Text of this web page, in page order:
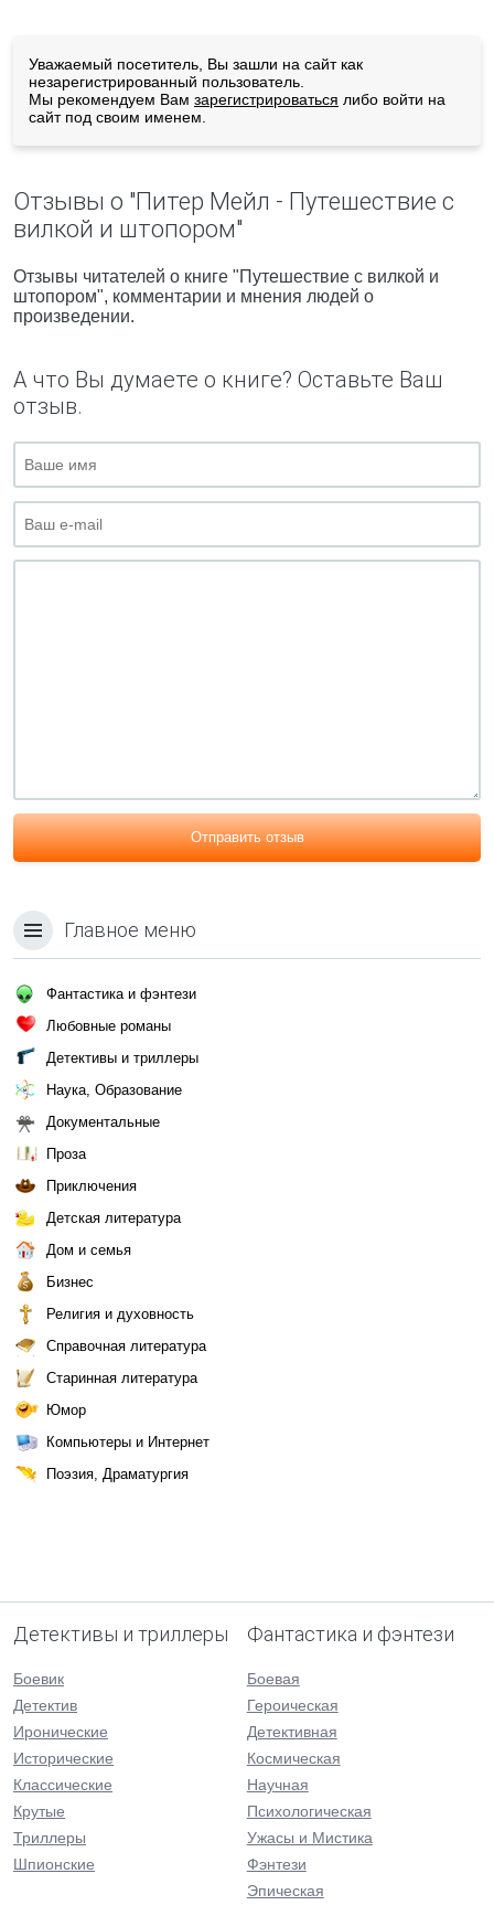
Уважаемый посетитель, Вы зашли на сайт как
незарегистрированный пользователь.
Мы рекомендуем Вам зарегистрироваться либо войти на
сайт под своим именем.
Отзывы о "Питер Мейл - Путешествие с
вилкой и штопором"
Отзывы читателей о книге "Путешествие с вилкой и
штопором", комментарии и мнения людей о
произведении.
А что Вы думаете о книге? Оставьте Ваш
отзыв.
Отправить отзыв
Главное меню
Фантастика и фэнтези
Любовные романы
Детективы и триллеры
Наука, Образование
Документальные
Проза
Приключения
Детская литература
Дом и семья
Бизнес
Религия и духовность
Справочная литература
Старинная литература
Юмор
Компьютеры и Интернет
Поэзия, Драматургия
Детективы и триллеры
Боевик
Детектив
Иронические
Исторические
Классические
Крутые
Триллеры
Шпионские
Фантастика и фэнтези
Боевая
Героическая
Детективная
Космическая
Научная
Психологическая
Ужасы и Мистика
Фэнтези
Эпическая